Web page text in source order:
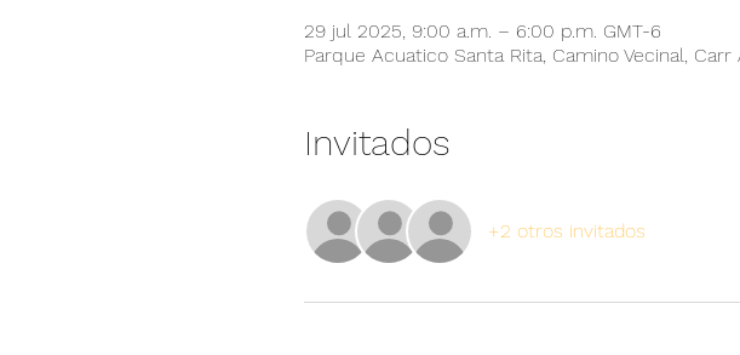
29 jul 2025, 9:00 a.m. – 6:00 p.m. GMT-6
Parque Acuatico Santa Rita, Camino Vecinal,
Invitados
+2 otros invitados